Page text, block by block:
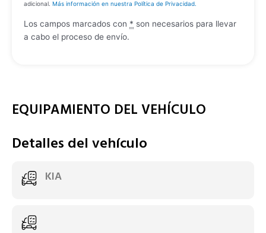
EQUIPAMIENTO DEL VEHÍCULO
Detalles del vehículo
KIA
adicional. Más información en nuestra Política de Privacidad.
Los campos marcados con * son necesarios para llevar
a cabo el proceso de envío.